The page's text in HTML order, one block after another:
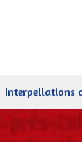
Interpellations